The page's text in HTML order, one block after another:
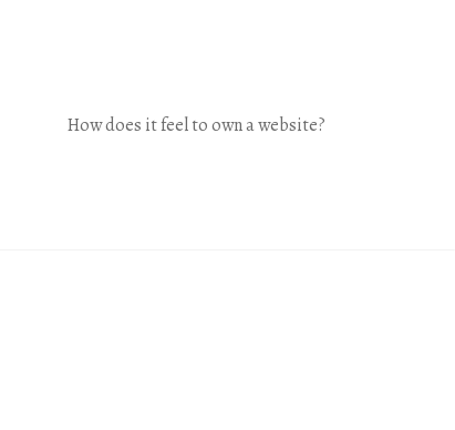
How does it feel to own a website?